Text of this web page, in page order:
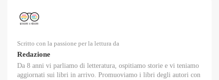
Scritto con la passione per la lettura da
Redazione
Da 8 anni vi parliamo di letteratura, ospitiamo storie e vi teniamo
aggiornati sui libri in arrivo. Promuoviamo i libri degli autori con